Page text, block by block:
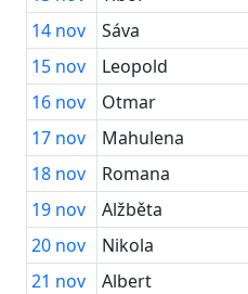
14 nov
Sáva
15 nov
Leopold
16 nov
Otmar
17 nov
Mahulena
18 nov
Romana
19 nov
Alžběta
20 nov
Nikola
21 nov
Albert